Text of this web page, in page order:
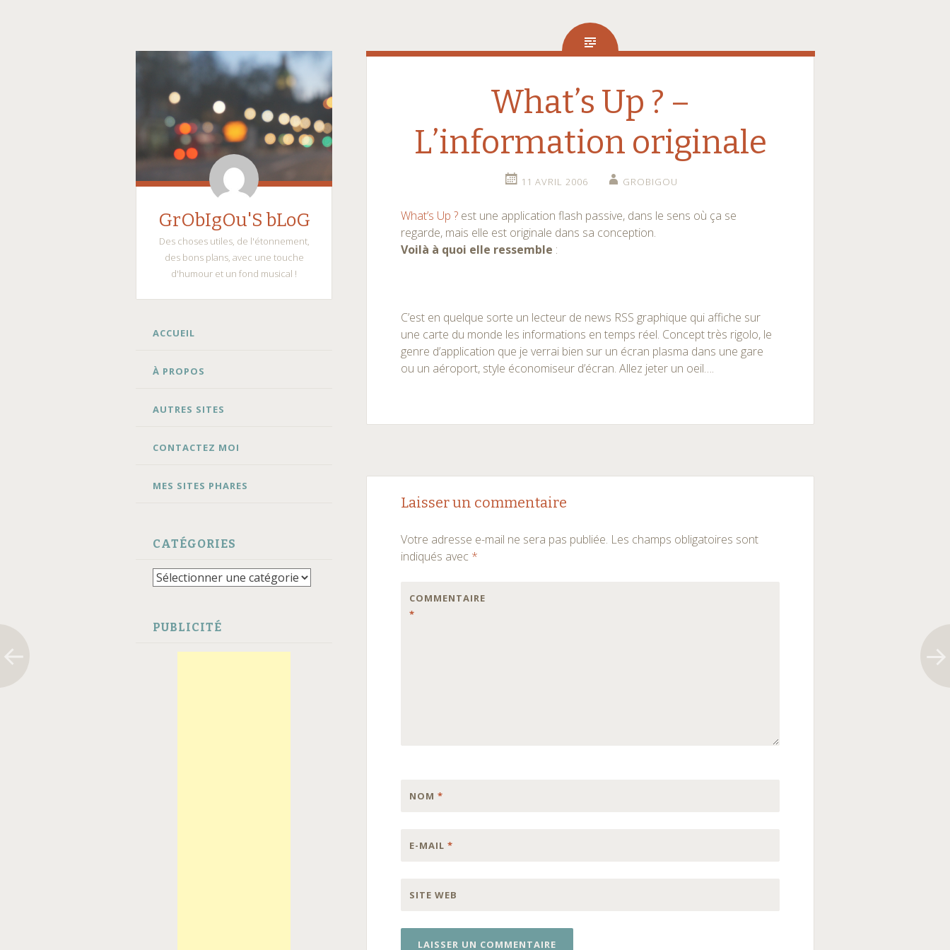
GrObIgOu'S bLoG
Des choses utiles, de l'étonnement,
des bons plans, avec une touche
d'humour et un fond musical !
ALLER
CONTENU
ACCUEIL
À PROPOS
AUTRES SITES
CONTACTEZ MOI
MES SITES PHARES
CATÉGORIES
Catégories
PUBLICITÉ
What’s Up ? –
L’information originale
11 AVRIL 2006 GROBIGOU
What’s Up ? est une application flash passive, dans le sens où ça se
regarde, mais elle est originale dans sa conception.
Voilà à quoi elle ressemble :
C’est en quelque sorte un lecteur de news RSS graphique qui affiche sur
une carte du monde les informations en temps réel. Concept très rigolo, le
genre d’application que je verrai bien sur un écran plasma dans une gare
ou un aéroport, style économiseur d’écran. Allez jeter un oeil….
Navigation
articles
Laisser un commentaire
Votre adresse e-mail ne sera pas publiée. Les champs obligatoires sont
indiqués avec *
COMMENTAIRE
*
NOM*
E-MAIL*
SITE WEB